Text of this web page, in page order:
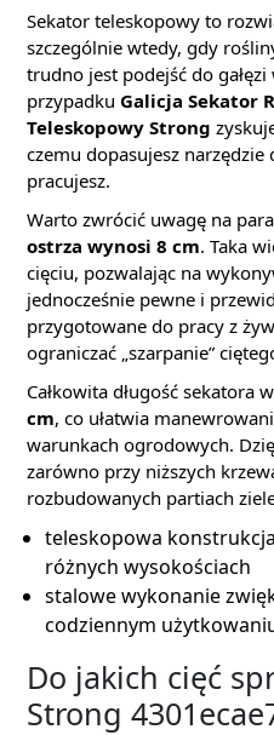
Sekator teleskopowy to
szczególnie wtedy, gdy
trudno jest podejść do
przypadku Galicja Sekator
Teleskopowy Strong
czemu dopasujesz
pracujesz.
Warto zwrócić uwagę na
ostrza wynosi 8 cm. Taka
cięciu, pozwalając na
jednocześnie pewne i
przygotowane do pracy z
ograniczać „szarpanie”
Całkowita długość sekatora
cm, co ułatwia
warunkach ogrodowych.
zarówno przy niższych
rozbudowanych partiach
teleskopowa
różnych wysokościach
stalowe wykonanie
codziennym
Do jakich cięć
Strong